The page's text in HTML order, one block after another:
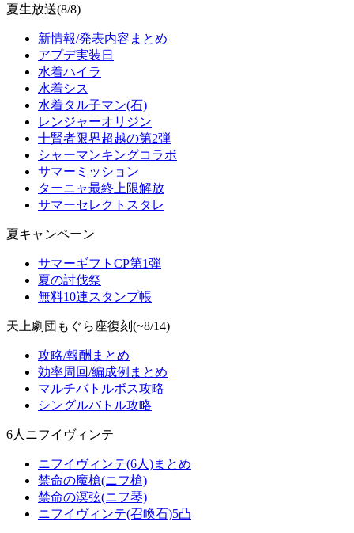
夏生放送(8/8)
新情報/発表内容まとめ
アプデ実装日
水着ハイラ
水着シス
水着タル子マン(石)
レンジャーオリジン
十賢者限界超越の第2弾
シャーマンキングコラボ
サマーミッション
ターニャ最終上限解放
サマーセレクトスタレ
夏キャンペーン
サマーギフトCP第1弾
夏の討伐祭
無料10連スタンプ帳
天上劇団もぐら座復刻(~8/14)
攻略/報酬まとめ
効率周回/編成例まとめ
マルチバトルボス攻略
シングルバトル攻略
6人ニフイヴィンテ
ニフイヴィンテ(6人)まとめ
禁命の魔槍(ニフ槍)
禁命の溟弦(ニフ琴)
ニフイヴィンテ(召喚石)5凸